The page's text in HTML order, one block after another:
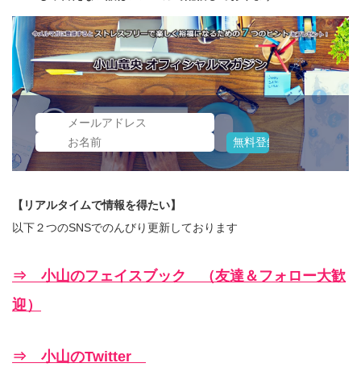
【リアルタイムで情報を得たい】
以下２つのSNSでのんびり更新しております
⇒ 小山のフェイスブック （友達＆フォロー大歓
迎）
⇒ 小山のTwitter